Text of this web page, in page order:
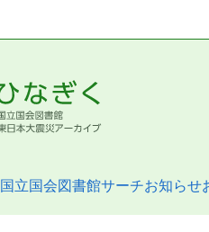
国立国会図書館サーチお知らせ